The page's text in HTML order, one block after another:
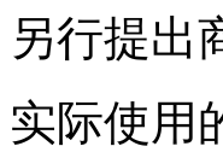
另行提出
实际使用